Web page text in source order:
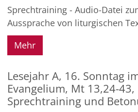
Sprechtraining - Audio-Datei
Aussprache von liturgischen
Mehr
Lesejahr A, 16. Sonntag
Evangelium, Mt 13,24-43,
Sprechtraining und